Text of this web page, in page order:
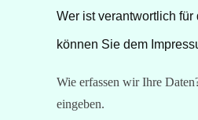
Wer ist verantwortlich
können Sie dem
Wie erfassen wir Ihre
eingeben.